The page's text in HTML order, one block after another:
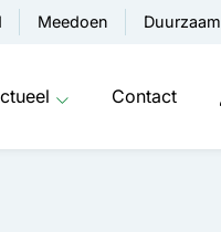
Meedoen Duurzaam
Contact